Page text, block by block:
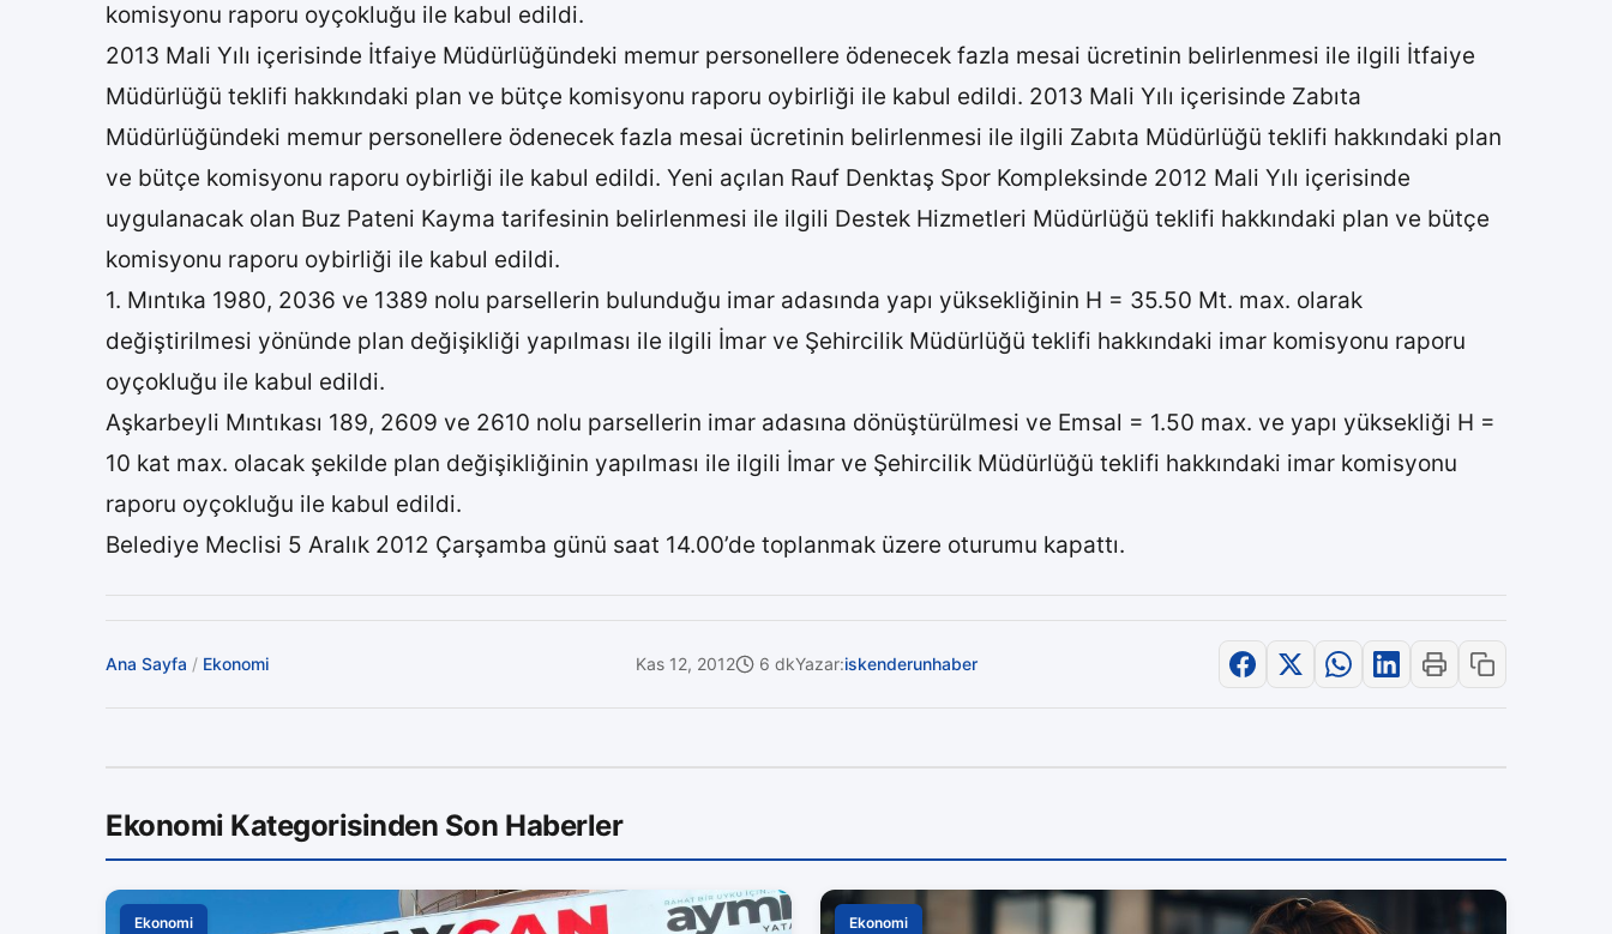
komisyonu raporu oyçokluğu ile kabul edildi.
2013 Mali Yılı içerisinde İtfaiye Müdürlüğündeki memur personellere ödenecek fazla mesai ücretinin belirlenmesi ile ilgili İtfaiye
Müdürlüğü teklifi hakkındaki plan ve bütçe komisyonu raporu oybirliği ile kabul edildi. 2013 Mali Yılı içerisinde Zabıta
Müdürlüğündeki memur personellere ödenecek fazla mesai ücretinin belirlenmesi ile ilgili Zabıta Müdürlüğü teklifi hakkındaki plan
ve bütçe komisyonu raporu oybirliği ile kabul edildi. Yeni açılan Rauf Denktaş Spor Kompleksinde 2012 Mali Yılı içerisinde
uygulanacak olan Buz Pateni Kayma tarifesinin belirlenmesi ile ilgili Destek Hizmetleri Müdürlüğü teklifi hakkındaki plan ve bütçe
komisyonu raporu oybirliği ile kabul edildi.
1. Mıntıka 1980, 2036 ve 1389 nolu parsellerin bulunduğu imar adasında yapı yüksekliğinin H = 35.50 Mt. max. olarak
değiştirilmesi yönünde plan değişikliği yapılması ile ilgili İmar ve Şehircilik Müdürlüğü teklifi hakkındaki imar komisyonu raporu
oyçokluğu ile kabul edildi.
Aşkarbeyli Mıntıkası 189, 2609 ve 2610 nolu parsellerin imar adasına dönüştürülmesi ve Emsal = 1.50 max. ve yapı yüksekliği H =
10 kat max. olacak şekilde plan değişikliğinin yapılması ile ilgili İmar ve Şehircilik Müdürlüğü teklifi hakkındaki imar komisyonu
raporu oyçokluğu ile kabul edildi.
Belediye Meclisi 5 Aralık 2012 Çarşamba günü saat 14.00’de toplanmak üzere oturumu kapattı.
Ana Sayfa / Ekonomi Kas 12, 2012 6 dkYazar:iskenderunhaber
Ekonomi Kategorisinden Son Haberler
Ekonomi Ekonomi